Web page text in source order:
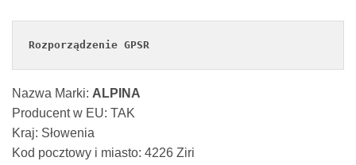
Rozporządzenie GPSR
Nazwa Marki: ALPINA
Producent w EU: TAK
Kraj: Słowenia
Kod pocztowy i miasto: 4226 Ziri